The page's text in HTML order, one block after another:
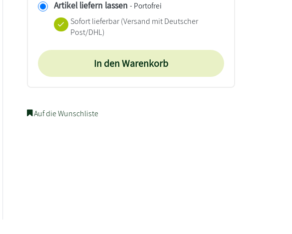
Artikel liefern lassen - Portofrei
Sofort lieferbar(Versand mit Deutscher
Post/DHL)
In den Warenkorb
Auf die Wunschliste